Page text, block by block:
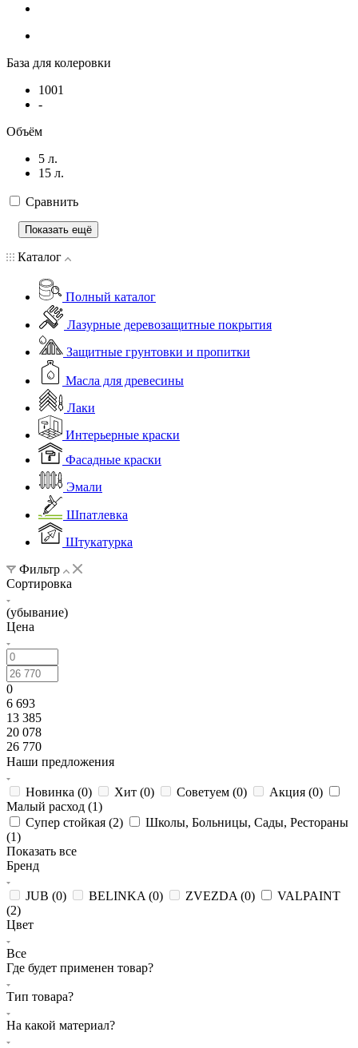
База для колеровки
1001
-
Объём
5 л.
15 л.
Сравнить
Показать ещё
Каталог
Полный каталог
Лазурные деревозащитные покрытия
Защитные грунтовки и пропитки
Масла для древесины
Лаки
Интерьерные краски
Фасадные краски
Эмали
Шпатлевка
Штукатурка
Фильтр
Сортировка
(убывание)
Цена
0
6 693
13 385
20 078
26 770
Наши предложения
Новинка (0) Хит (0) Советуем (0) Акция (0)
Малый расход (1)
Супер стойкая (2)
Школы, Больницы, Сады, Рестораны
(1)
Показать все
Бренд
JUB (0) BELINKA (0) ZVEZDA (0)
VALPAINT
(2)
Цвет
Все
Где будет применен товар?
Тип товара?
На какой материал?